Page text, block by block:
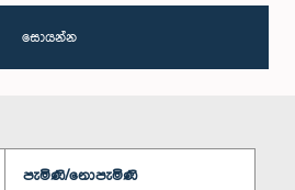
සොයන්න
පැමිණි/නොපැමිණි